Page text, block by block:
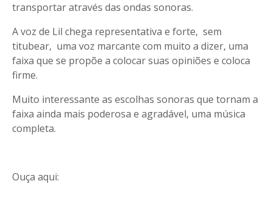
transportar através das ondas sonoras.
A voz de Lil chega representativa e forte, sem
titubear, uma voz marcante com muito a dizer, uma
faixa que se propõe a colocar suas opiniões e coloca
firme.
Muito interessante as escolhas sonoras que tornam a
faixa ainda mais poderosa e agradável, uma música
completa.
Ouça aqui: